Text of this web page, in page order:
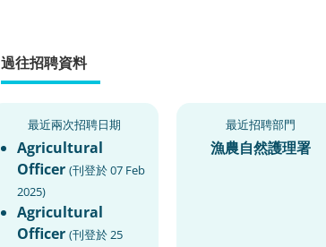
過往招聘資料
最近兩次招聘日期
Agricultural
Officer (刊登於07 Feb
2025)
Agricultural
Officer (刊登於25
最近招聘部門
漁農自然護理署